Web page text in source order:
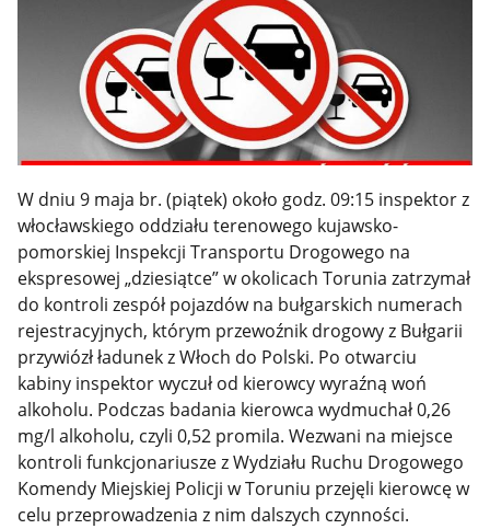
W dniu 9 maja br. (piątek) około godz. 09:15 inspektor z
włocławskiego oddziału terenowego kujawsko-
pomorskiej Inspekcji Transportu Drogowego na
ekspresowej „dziesiątce” w okolicach Torunia zatrzymał
do kontroli zespół pojazdów na bułgarskich numerach
rejestracyjnych, którym przewoźnik drogowy z Bułgarii
przywiózł ładunek z Włoch do Polski. Po otwarciu
kabiny inspektor wyczuł od kierowcy wyraźną woń
alkoholu. Podczas badania kierowca wydmuchał 0,26
mg/l alkoholu, czyli 0,52 promila. Wezwani na miejsce
kontroli funkcjonariusze z Wydziału Ruchu Drogowego
Komendy Miejskiej Policji w Toruniu przejęli kierowcę w
celu przeprowadzenia z nim dalszych czynności.